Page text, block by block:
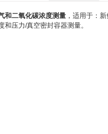
和二氧化碳浓度测量，适用于：
压力/真空密封容器测量。